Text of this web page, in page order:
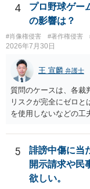
4
プロ野球ゲー
の影響は？
#肖像権侵害 #著作権侵害
2026年7月30日
王 宣麟 弁護士
質問のケースは、各裁
リスクが完全にゼロ
を使用しないなどの工
推測できる」という点
利用を目的とする」
です。 また、広告収
性がありますが、決
成否は、主に「専ら
5
誹謗中傷に当
開示請求や民
欲しい。